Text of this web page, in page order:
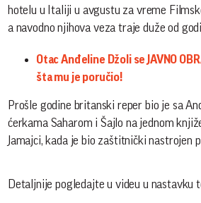
hotelu u Italiji u avgustu za vreme
a navodno njihova veza traje duže od
Otac Anđeline Džoli se JAVNO
šta mu je poručio!
Prošle godine britanski reper bio je sa
ćerkama Saharom i Šajlo na jednom
Jamajci, kada je bio zaštitnički nastrojen
Detaljnije pogledajte u videu u nastavku